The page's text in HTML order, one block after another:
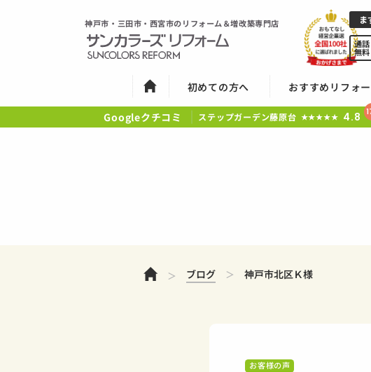
神戸市・三田市・西宮市のリフォーム＆増改築専門店
初めての方へ おすすめリフォ
通話
無料
Googleクチコミ ステップガーデン藤原台 ★★★★★ 4.8
ホーム ブログ 神戸市北区Ｋ様
お客様の声